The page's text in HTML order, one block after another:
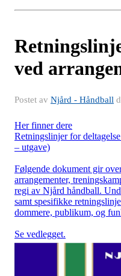
ved
Postet av Njård - Håndball
Her finner dere
Retningslinjer for
– utgave)
Følgende dokument gir
arrangementer,
regi av Njård håndball.
samt spesifikke
dommere, publikum, og
Se vedlegget.